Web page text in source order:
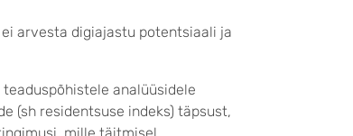
arvesta digiajastu potentsiaali ja
analüüsidele
(sh residentsuse indeks) täpsust,